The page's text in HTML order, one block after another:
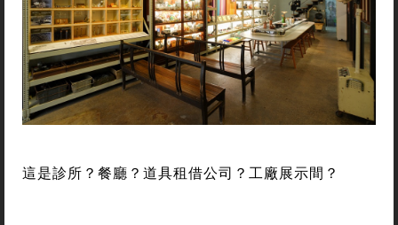
這是診所？餐廳？道具租借公司？工廠展示間？